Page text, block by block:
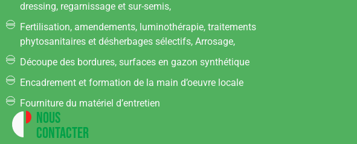
dressing, regarnissage et sur-semis,
Fertilisation, amendements, luminothérapie, traitements
phytosanitaires et désherbages sélectifs, Arrosage,
Découpe des bordures, surfaces en gazon synthétique
Encadrement et formation de la main d’oeuvre locale
Fourniture du matériel d’entretien
Nous
contacter